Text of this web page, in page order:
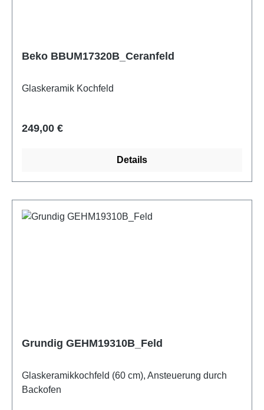
Beko BBUM17320B_Ceranfeld
Glaskeramik Kochfeld
Regulärer Preis:
249,00 €
Details
Grundig GEHM19310B_Feld
Glaskeramikkochfeld (60 cm), Ansteuerung durch
Backofen